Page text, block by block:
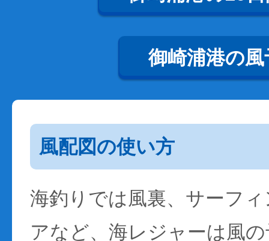
御崎浦港の風
風配図の使い方
海釣りでは風裏、サーフ
アなど、海レジャーは風